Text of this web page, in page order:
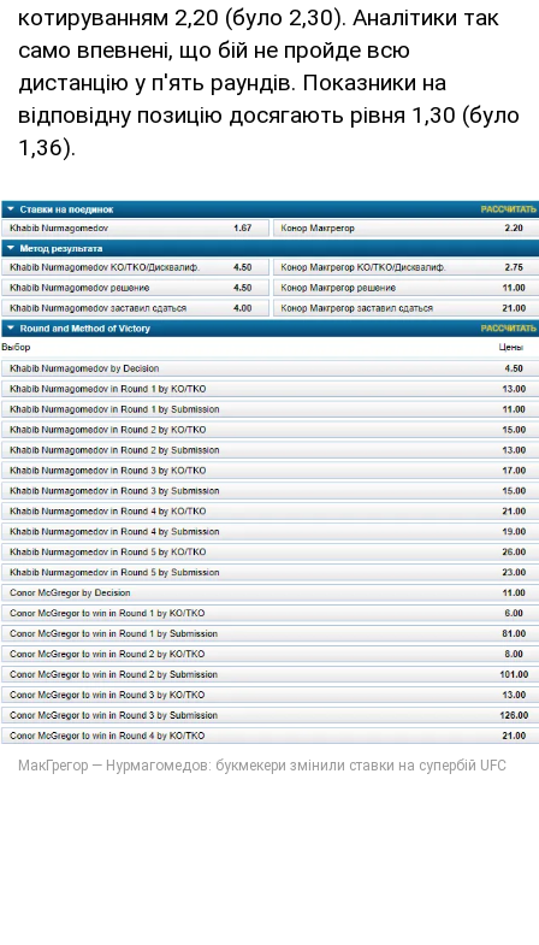
котируванням 2,20 (було 2,30). Аналітики так
само впевнені, що бій не пройде всю
дистанцію у п'ять раундів. Показники на
відповідну позицію досягають рівня 1,30 (було
1,36).